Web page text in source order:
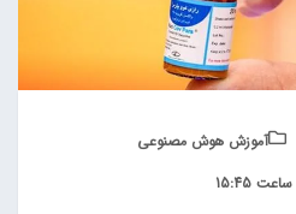
آموزش هوش مصنوعی